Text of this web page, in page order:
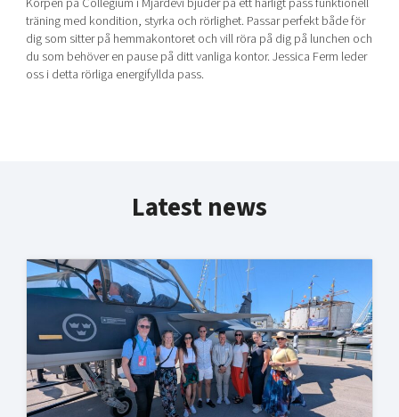
träning med kondition, styrka och rörlighet. Passar perfekt både för
dig som sitter på hemmakontoret och vill röra på dig på lunchen och
du som behöver en pause på ditt vanliga kontor. Jessica Ferm leder
oss i detta rörliga energifyllda pass.
Latest news